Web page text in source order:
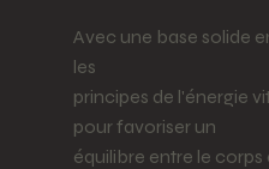
Avec une base solide
les
principes de l'énergie
pour favoriser un
équilibre entre le corps